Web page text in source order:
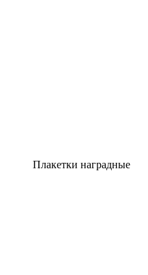
Плакетки наградные